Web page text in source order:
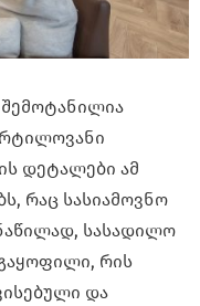
დეტალები ამ
რაც სასიამოვნო
სასადილო
რის
და